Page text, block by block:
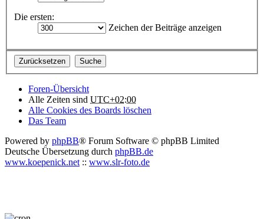
Die ersten:
Zeichen der Beiträge anzeigen
Foren-Übersicht
Alle Zeiten sind UTC+02:00
Alle Cookies des Boards löschen
Das Team
Powered by phpBB® Forum Software © phpBB Limited
Deutsche Übersetzung durch phpBB.de
www.koepenick.net :: www.slr-foto.de